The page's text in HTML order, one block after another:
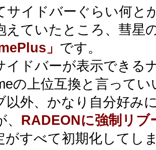
サイドバーぐらい何と
えていたところ、彗星
」 です。
イドバーが表示できる
の上位互換と言って
以外、かなり自分好み
RADEONに強制リブ
がすべて初期化してし